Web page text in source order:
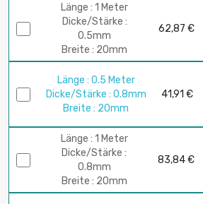
Länge : 1 Meter
Dicke/Stärke :
0.5mm
Breite : 20mm
62,87 €
Länge : 0.5 Meter
Dicke/Stärke : 0.8mm
Breite : 20mm
41,91 €
Länge : 1 Meter
Dicke/Stärke :
0.8mm
Breite : 20mm
83,84 €